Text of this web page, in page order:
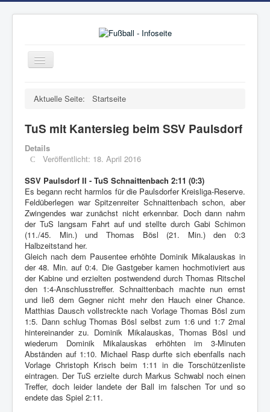
Toggle
Navigation
U19 (A-Jun.)
U17 (B-Jun.)
U13 (D-Jun.)
U11 (E-Jun.)
U9 (F-Jun.)
U7 (G-Jun.)
Kontakte
Aktuelle Seite: Startseite
TuS mit Kantersieg beim SSV Paulsdorf
Details
Veröffentlicht: 18. April 2016
SSV Paulsdorf II - TuS Schnaittenbach 2:11 (0:3)
Es begann recht harmlos für die Paulsdorfer Kreisliga-Reserve.
Feldüberlegen war Spitzenreiter Schnaittenbach schon, aber
Zwingendes war zunächst nicht erkennbar. Doch dann nahm
der TuS langsam Fahrt auf und stellte durch Gabi Schimon
(11./45. Min.) und Thomas Bösl (21. Min.) den 0:3
Halbzeitstand her.
Gleich nach dem Pausentee erhöhte Dominik Mikalauskas in
der 48. Min. auf 0:4. Die Gastgeber kamen hochmotiviert aus
der Kabine und erzielten postwendend durch Thomas Ritschel
den 1:4-Anschlusstreffer. Schnaittenbach machte nun ernst
und ließ dem Gegner nicht mehr den Hauch einer Chance.
Matthias Dausch vollstreckte nach Vorlage Thomas Bösl zum
1:5. Dann schlug Thomas Bösl selbst zum 1:6 und 1:7 2mal
hintereinander zu. Dominik Mikalauskas, Thomas Bösl und
wiederum Dominik Mikalauskas erhöhten im 3-Minuten
Abständen auf 1:10. Michael Rasp durfte sich ebenfalls nach
Vorlage Christoph Krisch beim 1:11 in die Torschützenliste
eintragen. Der TuS erzielte durch Markus Schwabl noch einen
Treffer, doch leider landete der Ball im falschen Tor und so
endete das Spiel 2:11.